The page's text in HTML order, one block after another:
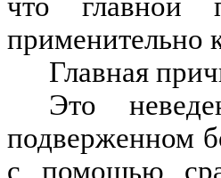
применительно
Главная
Это
подверженном
с помощью